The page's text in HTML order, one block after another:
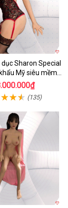
Sharon Special
Mỹ siêu mềm
cao cấp
(135)